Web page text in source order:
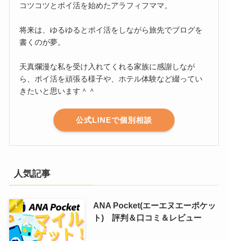
コツコツとポイ活を始めたアラフィフママ。
将来は、ゆるゆるとポイ活をしながら旅先でブログを
書くのが夢。
天真爛漫な私を受け入れてくれる家族に感謝しなが
ら、ポイ活を頑張る様子や、ホテル体験など綴ってい
きたいと思います＾＾
公式LINEで個別相談
人気記事
ANA Pocket(エーエヌエーポケッ
ト) 評判＆口コミ＆レビュー